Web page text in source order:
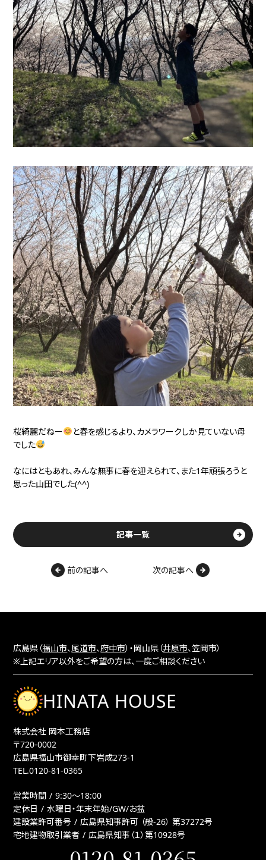
桜綺麗だねー
と春を感じるより、カメラワークしか見ていない母
でした
なにはともあれ、みんな無事に春を迎えられて、また1年頑張ろうと
思った山田でした(^^)
記事一覧
前の記事へ 次の記事へ
広島県（福山市、 尾道市、 府中市）・岡山県（井原市、笠岡市）
※上記エリア以外をご希望の方は、一度ご相談ください
HINATA HOUSE
株式会社 岡本工務店
〒720-0002
広島県福山市御幸町下岩成273-1
TEL.0120-81-0365
営業時間
9:30〜18:00
定休日
水曜日・年末年始/GW/お盆
建設業許可番号
広島県知事許可 （般-26） 第37272号
宅地建物取引業者
広島県知事（１）第10928号